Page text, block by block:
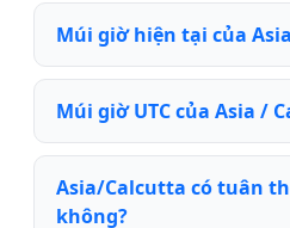
Múi giờ hiện tại của
Múi giờ UTC của Asia /
Asia/Calcutta có tuân
không?